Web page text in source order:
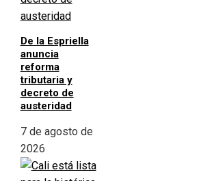
De la Espriella
anuncia
reforma
tributaria y
decreto de
austeridad
7 de agosto de
2026